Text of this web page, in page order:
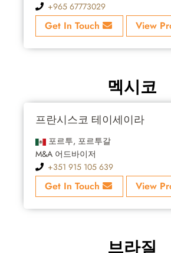
+965 67773029
Get In Touch View
멕시코
프란시스코 테이세이라
포르투, 포르투갈
M&A 어드바이저
+351 915 105 639
Get In Touch View
브라질